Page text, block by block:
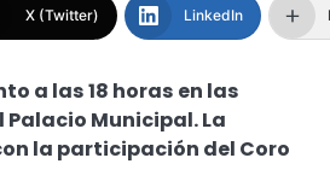
X (Twitter) LinkedIn
a las 18 horas en las
Municipal. La
la participación del Coro